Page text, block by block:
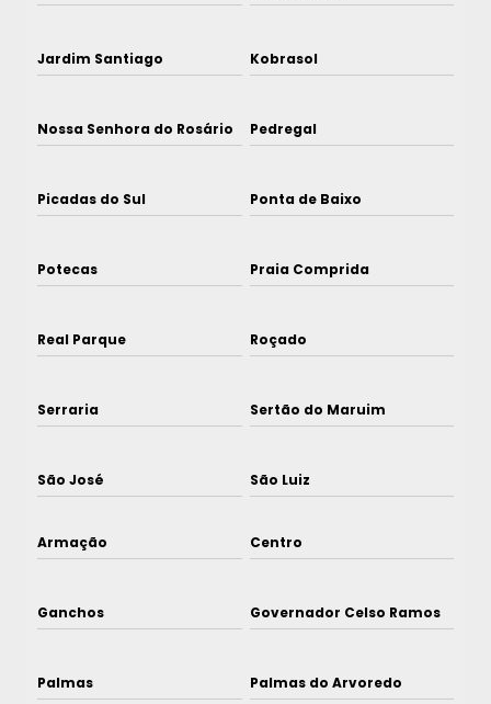
Jardim Santiago Kobrasol
Nossa Senhora do Rosário Pedregal
Picadas do Sul Ponta de Baixo
Potecas Praia Comprida
Real Parque Roçado
Serraria Sertão do Maruim
São José São Luiz
Armação Centro
Ganchos Governador Celso Ramos
Palmas Palmas do Arvoredo